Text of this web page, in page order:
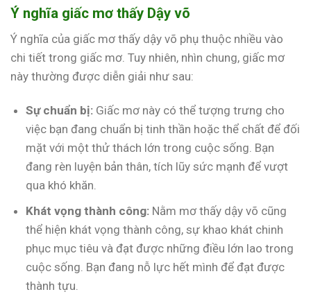
Ý nghĩa giấc mơ thấy Dậy võ
Ý nghĩa của giấc mơ thấy dậy võ phụ thuộc nhiều vào
chi tiết trong giấc mơ. Tuy nhiên, nhìn chung, giấc mơ
này thường được diễn giải như sau:
Sự chuẩn bị: Giấc mơ này có thể tượng trưng cho
việc bạn đang chuẩn bị tinh thần hoặc thể chất để đối
mặt với một thử thách lớn trong cuộc sống. Bạn
đang rèn luyện bản thân, tích lũy sức mạnh để vượt
qua khó khăn.
Khát vọng thành công: Nằm mơ thấy dậy võ cũng
thể hiện khát vọng thành công, sự khao khát chinh
phục mục tiêu và đạt được những điều lớn lao trong
cuộc sống. Bạn đang nỗ lực hết mình để đạt được
thành tựu.